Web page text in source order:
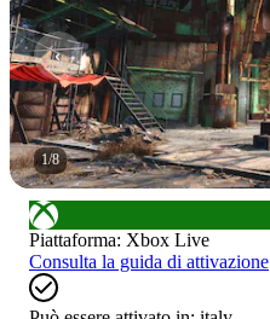
1/8
Piattaforma: Xbox Live
Consulta la guida di attivazione